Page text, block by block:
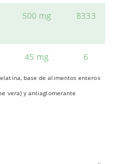
500 mg 8333
45 mg 6
base de alimentos enteros
vera) y antiaglomerante